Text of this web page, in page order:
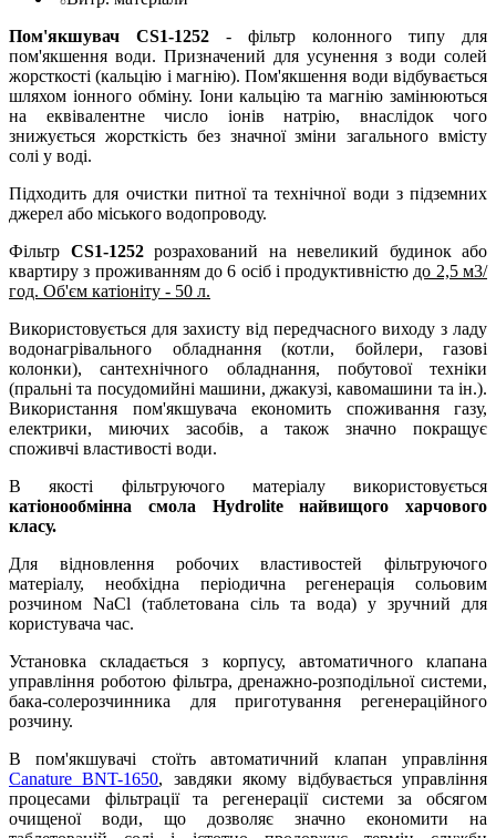
Пом'якшувач CS1-1252 - фільтр колонного типу для
пом'якшення води. Призначений для усунення з води солей
жорсткості (кальцію і магнію). Пом'якшення води відбувається
шляхом іонного обміну. Іони кальцію та магнію замінюються
на еквівалентне число іонів натрію, внаслідок чого
знижується жорсткість без значної зміни загального вмісту
солі у воді.
Підходить для очистки питної та технічної води з підземних
джерел або міського водопроводу.
Фільтр CS1-1252розрахований на невеликий будинок або
квартиру з проживанням до 6 осіб і продуктивністю до 2,5 м3/
год. Об'єм катіоніту - 50 л.
Використовується для захисту від передчасного виходу з ладу
водонагрівального обладнання (котли, бойлери, газові
колонки), сантехнічного обладнання, побутової техніки
(пральні та посудомийні машини, джакузі, кавомашини та ін.).
Використання пом'якшувача економить споживання газу,
електрики, миючих засобів, а також значно покращує
споживчі властивості води.
В якості фільтруючого матеріалу використовується
катіонообмінна смола Hydrolite найвищого харчового
класу.
Для відновлення робочих властивостей фільтруючого
матеріалу, необхідна періодична регенерація сольовим
розчином NaCl (таблетована сіль та вода) у зручний для
користувача час.
Установка складається з корпусу, автоматичного клапана
управління роботою фільтра, дренажно-розподільної системи,
бака-солерозчинника для приготування регенераційного
розчину.
В пом'якшувачі стоїть автоматичний клапан управління
Canature BNT-1650, завдяки якому відбувається управління
процесами фільтрації та регенерації системи за обсягом
очищеної води, що дозволяє значно економити на